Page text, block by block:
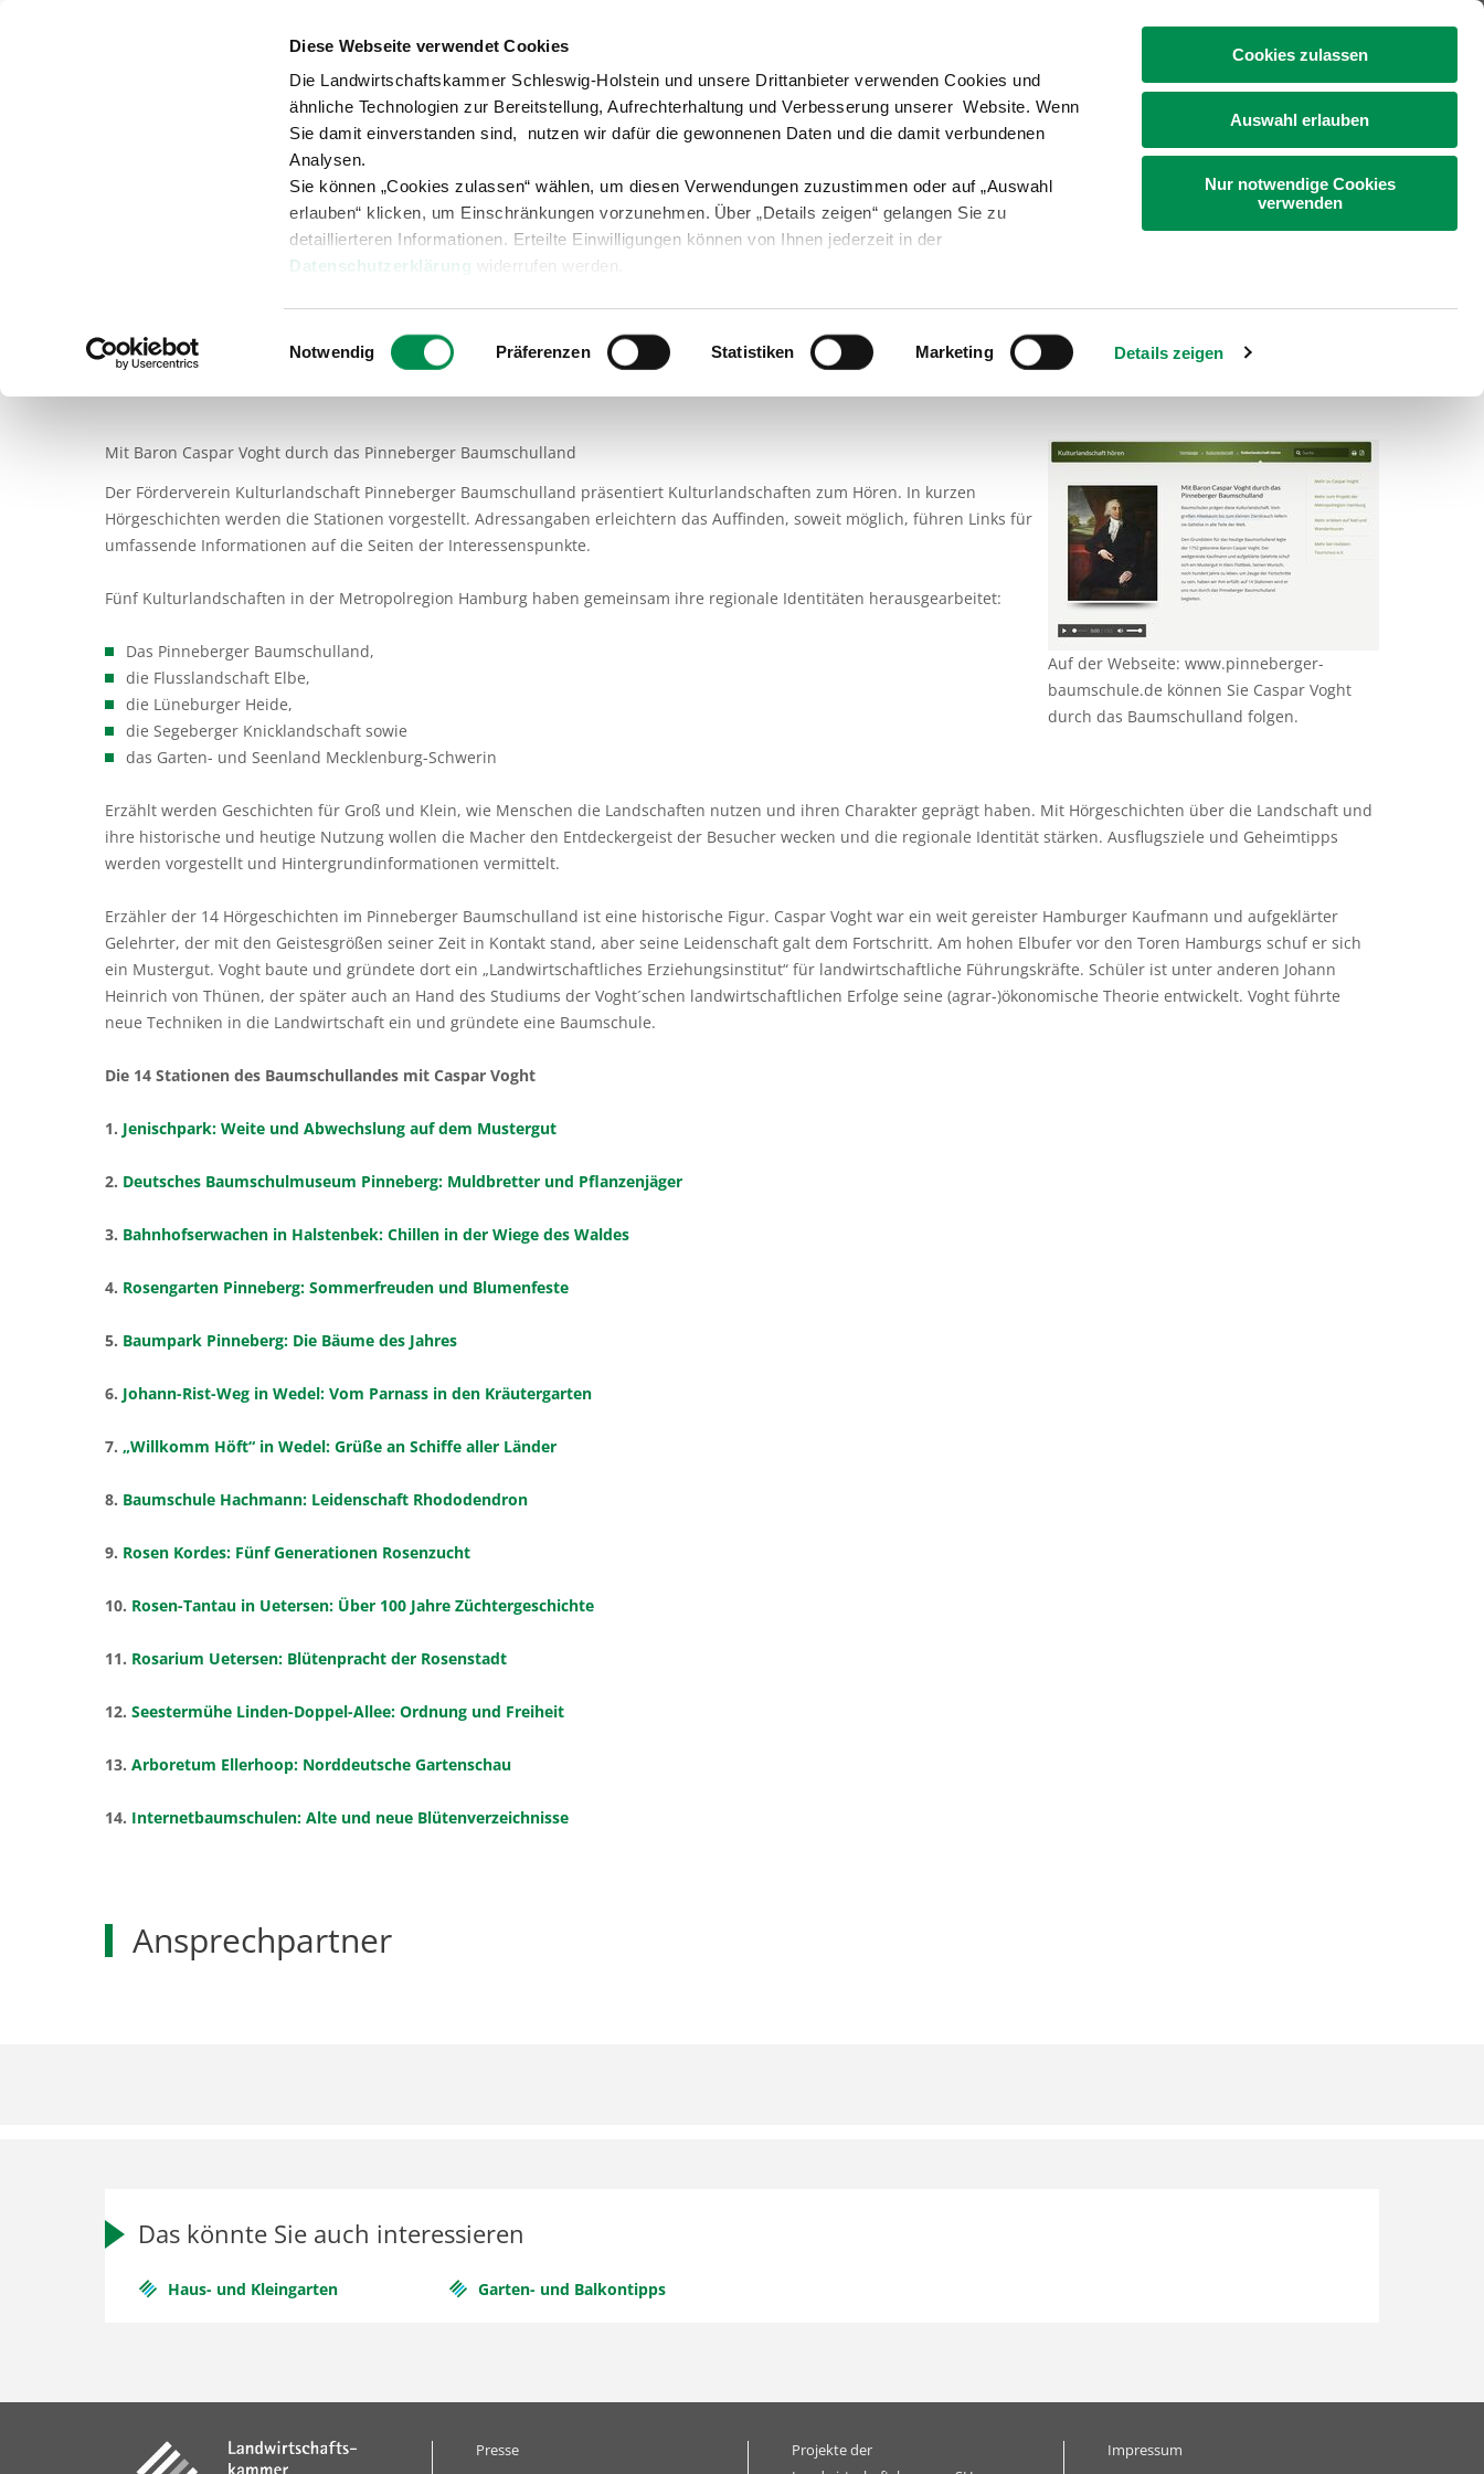
Diese Webseite verwendet Cookies
Die Landwirtschaftskammer Schleswig-Holstein und unsere Drittanbieter verwenden Cookies und
ähnliche Technologien zur Bereitstellung, Aufrechterhaltung und Verbesserung unserer Website. Wenn
Sie damit einverstanden sind, nutzen wir dafür die gewonnenen Daten und die damit verbundenen
Analysen.
Sie können „Cookies zulassen“ wählen, um diesen Verwendungen zuzustimmen oder auf „Auswahl
erlauben“ klicken, um Einschränkungen vorzunehmen. Über „Details zeigen“ gelangen Sie zu
detaillierteren Informationen. Erteilte Einwilligungen können von Ihnen jederzeit in der
Datenschutzerklärung widerrufen werden.
Einwilligungsauswahl
Notwendig Präferenzen Statistiken Marketing Details zeigen
Cookies zulassen
Auswahl erlauben
Nur notwendige Cookies
verwenden
Ansprechpartner & Berater
Versuche Beratung Landwirtschaft Öko Forst Fischerei Landleben
Kulturlandschaft hören
Auf der Webseite: www.pinneberger-
baumschule.de können Sie Caspar Voght
durch das Baumschulland folgen.
Mit Baron Caspar Voght durch das Pinneberger Baumschulland
Der Förderverein Kulturlandschaft Pinneberger Baumschulland präsentiert Kulturlandschaften zum Hören. In kurzen
Hörgeschichten werden die Stationen vorgestellt. Adressangaben erleichtern das Auffinden, soweit möglich, führen Links für
umfassende Informationen auf die Seiten der Interessenspunkte.
Fünf Kulturlandschaften in der Metropolregion Hamburg haben gemeinsam ihre regionale Identitäten herausgearbeitet:
Das Pinneberger Baumschulland,
die Flusslandschaft Elbe,
die Lüneburger Heide,
die Segeberger Knicklandschaft sowie
das Garten- und Seenland Mecklenburg-Schwerin
Erzählt werden Geschichten für Groß und Klein, wie Menschen die Landschaften nutzen und ihren Charakter geprägt haben. Mit Hörgeschichten über die Landschaft und
ihre historische und heutige Nutzung wollen die Macher den Entdeckergeist der Besucher wecken und die regionale Identität stärken. Ausflugsziele und Geheimtipps
werden vorgestellt und Hintergrundinformationen vermittelt.
Erzähler der 14 Hörgeschichten im Pinneberger Baumschulland ist eine historische Figur. Caspar Voght war ein weit gereister Hamburger Kaufmann und aufgeklärter
Gelehrter, der mit den Geistesgrößen seiner Zeit in Kontakt stand, aber seine Leidenschaft galt dem Fortschritt. Am hohen Elbufer vor den Toren Hamburgs schuf er sich
ein Mustergut. Voght baute und gründete dort ein „Landwirtschaftliches Erziehungsinstitut“ für landwirtschaftliche Führungskräfte. Schüler ist unter anderen Johann
Heinrich von Thünen, der später auch an Hand des Studiums der Voght´schen landwirtschaftlichen Erfolge seine (agrar-)ökonomische Theorie entwickelt. Voght führte
neue Techniken in die Landwirtschaft ein und gründete eine Baumschule.
Die 14 Stationen des Baumschullandes mit Caspar Voght
1. Jenischpark: Weite und Abwechslung auf dem Mustergut
2. Deutsches Baumschulmuseum Pinneberg: Muldbretter und Pflanzenjäger
3. Bahnhofserwachen in Halstenbek: Chillen in der Wiege des Waldes
4. Rosengarten Pinneberg: Sommerfreuden und Blumenfeste
5. Baumpark Pinneberg: Die Bäume des Jahres
6. Johann-Rist-Weg in Wedel: Vom Parnass in den Kräutergarten
7. „Willkomm Höft“ in Wedel: Grüße an Schiffe aller Länder
8. Baumschule Hachmann: Leidenschaft Rhododendron
9. Rosen Kordes: Fünf Generationen Rosenzucht
10. Rosen-Tantau in Uetersen: Über 100 Jahre Züchtergeschichte
11. Rosarium Uetersen: Blütenpracht der Rosenstadt
12. Seestermühe Linden-Doppel-Allee: Ordnung und Freiheit
13. Arboretum Ellerhoop: Norddeutsche Gartenschau
14. Internetbaumschulen: Alte und neue Blütenverzeichnisse
Ansprechpartner
Das könnte Sie auch interessieren
Haus- und Kleingarten Garten- und Balkontipps
Presse
Projekte der
Impressum